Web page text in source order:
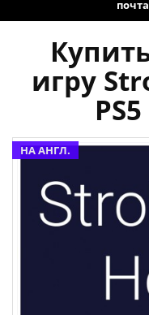
игру
НА АНГЛ.